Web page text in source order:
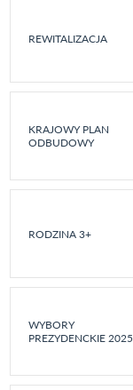
REWITALIZACJA
KRAJOWY PLAN
ODBUDOWY
RODZINA 3+
WYBORY
PREZYDENCKIE 2025